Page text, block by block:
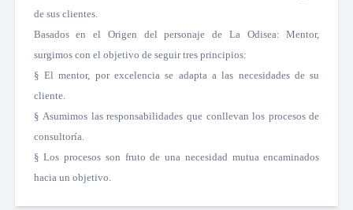
de sus clientes.
Basados en el Origen del personaje de La Odisea: Mentor,
surgimos con el objetivo de seguir tres principios:
§El mentor, por excelencia se adapta a las necesidades de su
cliente.
§Asumimos las responsabilidades que conllevan los procesos de
consultoría.
§Los procesos son fruto de una necesidad mutua encaminados
hacia un objetivo.